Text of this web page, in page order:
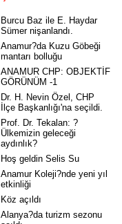
Burcu Baz ile E. Haydar
Sümer nişanlandı.
Anamur?da Kuzu Göbeği
mantarı bolluğu
ANAMUR CHP: OBJEKTİF
GÖRÜNÜM -1
Dr. H. Nevin Özel, CHP
İlçe Başkanlığı'na seçildi.
Prof. Dr. Tekalan: ?
Ülkemizin geleceği
aydınlık?
Hoş geldin Selis Su
Anamur Koleji?nde yeni yıl
etkinliği
Köz açıldı
Alanya?da turizm sezonu